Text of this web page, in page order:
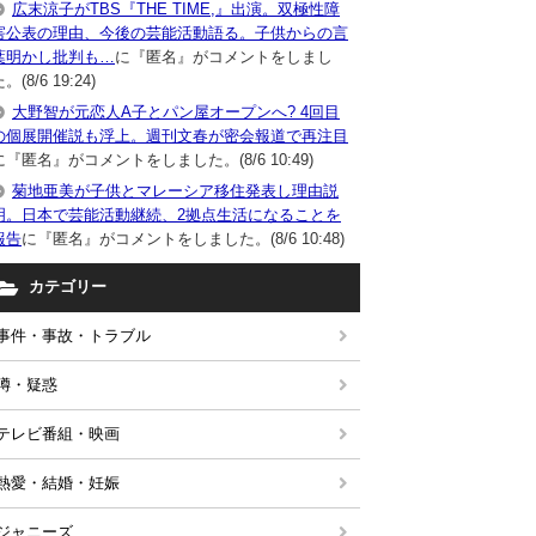
広末涼子がTBS『THE TIME,』出演。双極性障
公表の理由、今後の芸能活動語る。子供からの言
明かし批判も… に『匿名』がコメントをしまし
。(8/6 19:24)
大野智が元恋人A子とパン屋オープンへ? 4回目
個展開催説も浮上。週刊文春が密会報道で再注目
『匿名』がコメントをしました。(8/6 10:49)
菊地亜美が子供とマレーシア移住発表し理由説
。日本で芸能活動継続、2拠点生活になることを
告に『匿名』がコメントをしました。(8/6 10:48)
カテゴリー
件・事故・トラブル
・疑惑
レビ番組・映画
愛・結婚・妊娠
ャニーズ